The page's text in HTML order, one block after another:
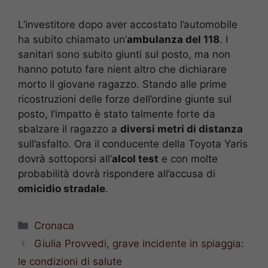
L’investitore dopo aver accostato l’automobile
ha subito chiamato un’ambulanza del 118. I
sanitari sono subito giunti sul posto, ma non
hanno potuto fare nient altro che dichiarare
morto il giovane ragazzo. Stando alle prime
ricostruzioni delle forze dell’ordine giunte sul
posto, l’impatto è stato talmente forte da
sbalzare il ragazzo a diversi metri di distanza
sull’asfalto. Ora il conducente della Toyota Yaris
dovrà sottoporsi all’alcol test e con molte
probabilità dovrà rispondere all’accusa di
omicidio stradale.
Categorie
Cronaca
Giulia Provvedi, grave incidente in spiaggia:
le condizioni di salute